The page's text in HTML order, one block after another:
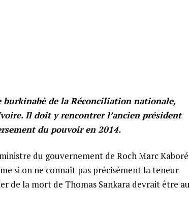
de la Réconciliation nationale,
Il doit y rencontrer l’ancien président
du pouvoir en 2014.
du gouvernement de Roch Marc Kaboré
si on ne connaît pas précisément la teneur
de la mort de Thomas Sankara devrait être au